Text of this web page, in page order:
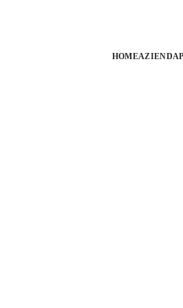
HOMEAZIENDA